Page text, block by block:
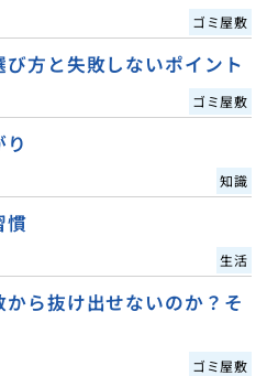
ゴミ屋敷
方と失敗しないポイント
ゴミ屋敷
知識
慣
生活
ら抜け出せないのか？そ
ゴミ屋敷